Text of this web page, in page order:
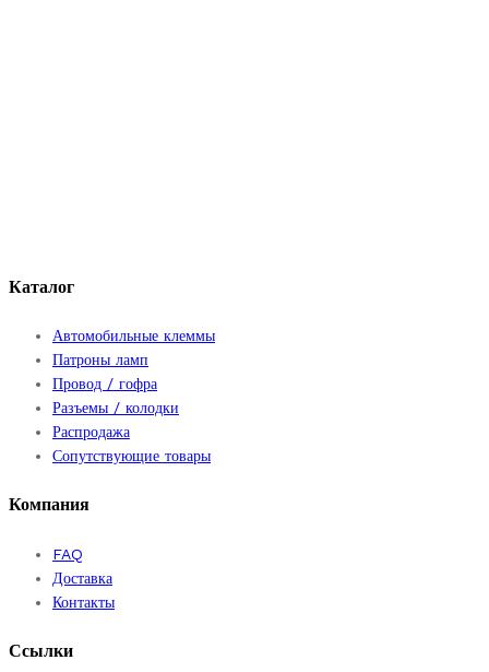
Каталог
Автомобильные клеммы
Патроны ламп
Провод / гофра
Разъемы / колодки
Распродажа
Сопутствующие товары
Компания
FAQ
Доставка
Контакты
Ссылки